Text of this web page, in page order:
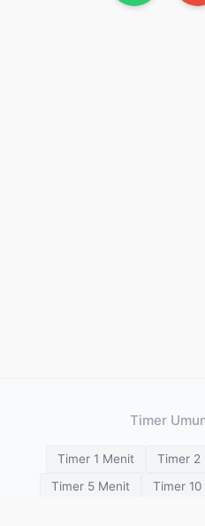
Timer
Timer 1 Menit Timer 2
Timer 5 Menit
Timer